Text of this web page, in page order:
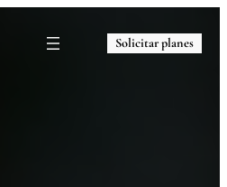
Solicitar planes